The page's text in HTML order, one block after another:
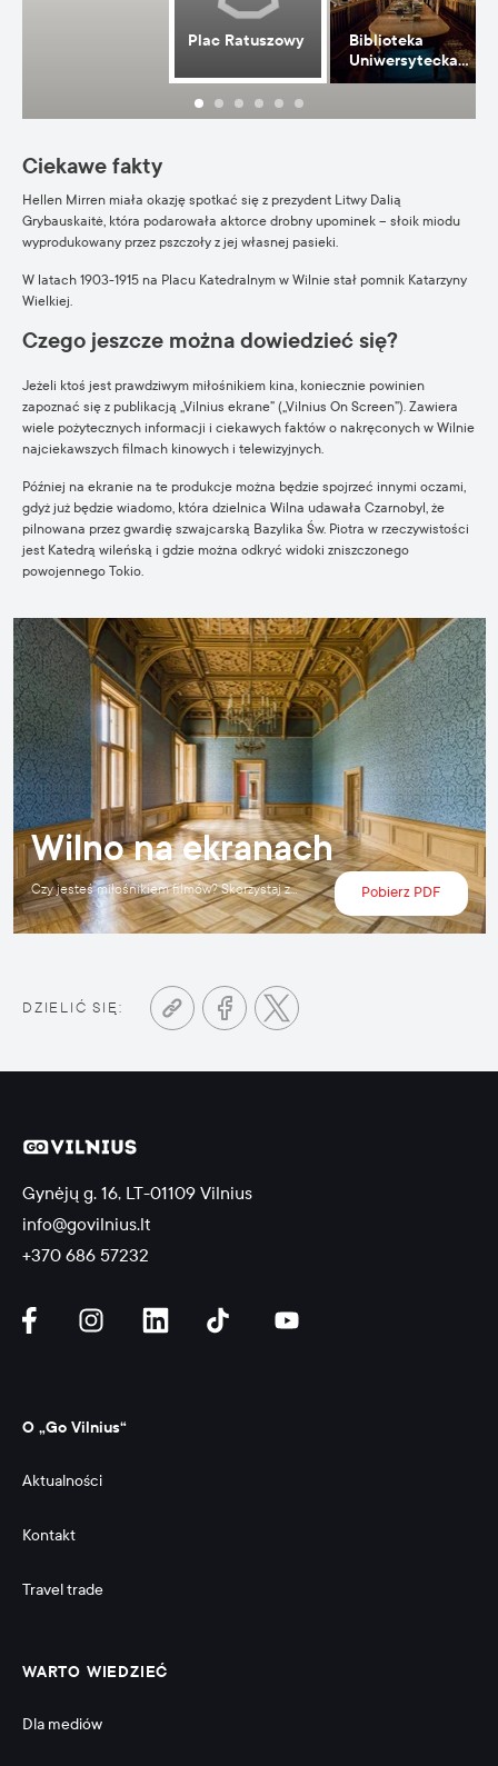
Plac Ratuszowy
Biblioteka
Uniwersytecka
w Wilnie
Ciekawe fakty
Hellen Mirren miała okazję spotkać się z prezydent Litwy Dalią
Grybauskaitė, która podarowała aktorce drobny upominek – słoik miodu
wyprodukowany przez pszczoły z jej własnej pasieki.
W latach 1903-1915 na Placu Katedralnym w Wilnie stał pomnik Katarzyny
Wielkiej.
Czego jeszcze można dowiedzieć się?
Jeżeli ktoś jest prawdziwym miłośnikiem kina, koniecznie powinien
zapoznać się z publikacją „Vilnius ekrane” („Vilnius On Screen”). Zawiera
wiele pożytecznych informacji i ciekawych faktów o nakręconych w Wilnie
najciekawszych filmach kinowych i telewizyjnych.
Później na ekranie na te produkcje można będzie spojrzeć innymi oczami,
gdyż już będzie wiadomo, która dzielnica Wilna udawała Czarnobyl, że
pilnowana przez gwardię szwajcarską Bazylika Św. Piotra w rzeczywistości
jest Katedrą wileńską i gdzie można odkryć widoki zniszczonego
powojennego Tokio.
Wilno na ekranach
Czy jesteś miłośnikiem filmów? Skorzystaj z
okazji, aby zobaczyć więcej miejsc filmowych
w Wilnie.
Pobierz PDF
DZIELIĆ SIĘ:
Gynėjų g. 16, LT-01109 Vilnius
info@govilnius.lt
+370 686 57232
O „Go Vilnius“
Aktualności
Kontakt
Travel trade
WARTO WIEDZIEĆ
Dla mediów